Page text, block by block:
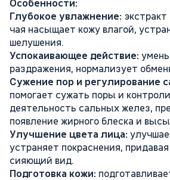
Особенности:
Глубокое увлажнение:
чая насыщает кожу влагой,
шелушения.
Успокаивающее действие:
раздражения, нормализует
Сужение пор и регулирование
помогает сужать поры и
деятельность сальных желез,
появление жирного блеска и
Улучшение цвета лица:
устраняет покраснения,
сияющий вид.
Подготовка кожи: